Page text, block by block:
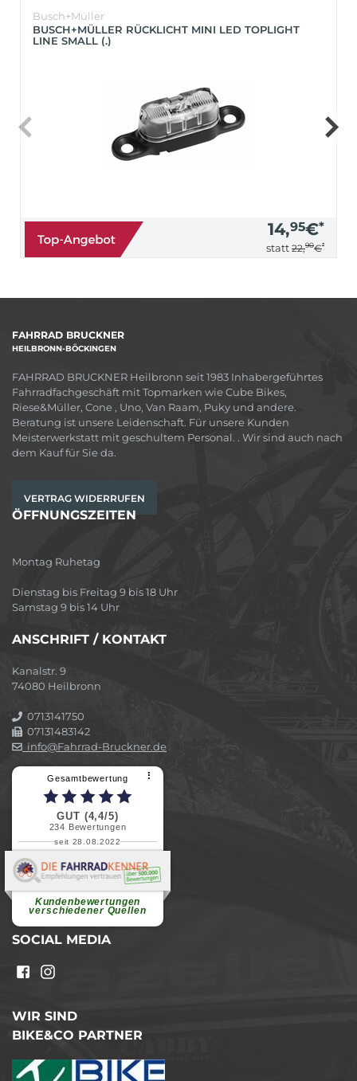
Busch+Müller
BUSCH+MÜLLER RÜCKLICHT MINI LED TOPLIGHT
LINE SMALL (.)
14,95€*
statt 22,90€*
FAHRRAD BRUCKNER
HEILBRONN-BÖCKINGEN
FAHRRAD BRUCKNER Heilbronn seit 1983 Inhabergeführtes
Fahrradfachgeschäft mit Topmarken wie Cube Bikes,
Riese&Müller, Cone , Uno, Van Raam, Puky und andere.
Beratung ist unsere Leidenschaft. Für unsere Kunden
Meisterwerkstatt mit geschultem Personal. . Wir sind auch nach
dem Kauf für Sie da.
VERTRAG WIDERRUFEN
ÖFFNUNGSZEITEN
Montag Ruhetag
Dienstag bis Freitag 9 bis 18 Uhr
Samstag 9 bis 14 Uhr
ANSCHRIFT / KONTAKT
Kanalstr. 9
74080 Heilbronn
0713141750
07131483142
info@Fahrrad-Bruckner.de
Gesamtbewertung ⠇
GUT (4,4/5)
234 Bewertungen
seit 28.08.2022
Kundenbewertungen
verschiedener Quellen
Elvira B.
Superschnelle und freundliche
weiterlesen
SOCIAL MEDIA
WIR SIND
BIKE&CO PARTNER